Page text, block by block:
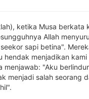
ketika Musa berkata
Allah
sapi betina".
hendak menjadikan kami
menjawab: "Aku
menjadi salah seorang